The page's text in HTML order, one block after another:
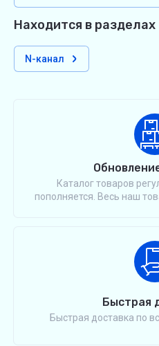
Находится в разделах
N-канал
Каталог товаров
пополняется. Весь наш
Быстрая
Быстрая доставка по